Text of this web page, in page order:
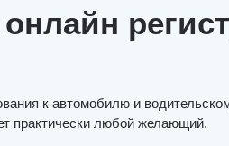
к автомобилю и
практически любой желающий.